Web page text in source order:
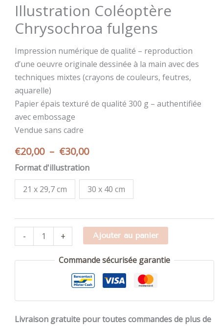
Illustration Coléoptère
Chrysochroa fulgens
Impression numérique de qualité – reproduction
d’une oeuvre originale dessinée à la main avec des
techniques mixtes (crayons de couleurs, feutres,
aquarelle)
Papier épais texturé de qualité 300 g – authentifiée
avec embossage
Vendue sans cadre
€20,00 – €30,00Plage
de
prix :
€20,00
€30,00
Format d'illustration
21 x 29,7 cm 30 x 40 cm
-
quantité
de
Illustration
fulgens
+ Ajouter au panier
Commande sécurisée garantie
Livraison gratuite pour toutes commandes de plus de